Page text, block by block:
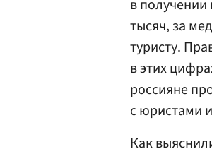
в
тысяч, за
туристу.
в этих
россияне
с юристами
Как